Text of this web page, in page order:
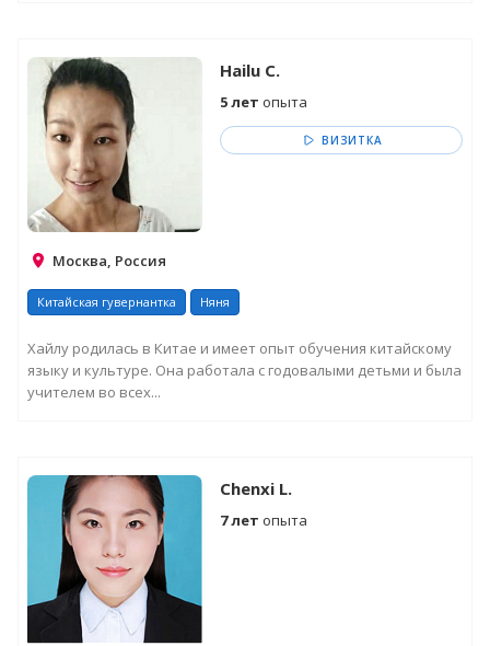
Hailu C.
5 лет опыта
ВИЗИТКА
Москва, Россия
Китайская гувернантка Няня
Хайлу родилась в Китае и имеет опыт обучения китайскому
языку и культуре. Она работала с годовалыми детьми и была
учителем во всех...
Chenxi L.
7 лет опыта